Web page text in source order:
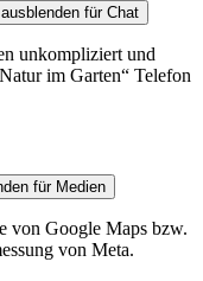
für Chat
unkompliziert und
im Garten“ Telefon
für Medien
von Google Maps bzw.
von Meta.